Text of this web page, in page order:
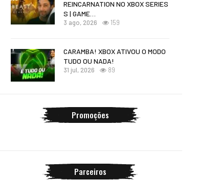
REINCARNATION NO XBOX SERIES
S | GAME…
3 ago, 2026 159
CARAMBA! XBOX ATIVOU O MODO
TUDO OU NADA!
31 jul, 2026 89
Promoções
Parceiros